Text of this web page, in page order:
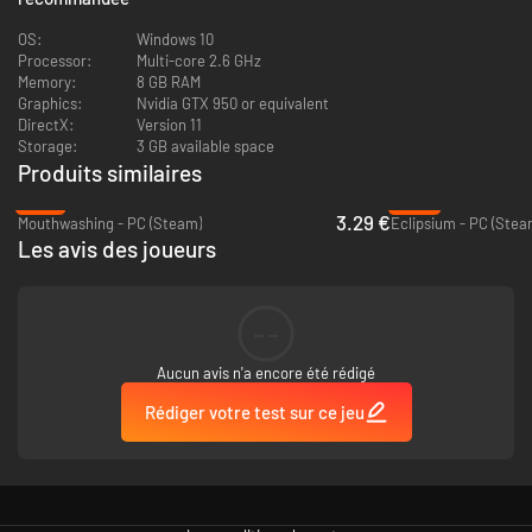
risquent d'entraîner des réactions négatives chez les joueurs
photosensibles. Consultez un professionnel de santé avant de jouer si
vous avez déjà fait des crises d'épilepsie."
OS:
Windows 10
Processor:
Multi-core 2.6 GHz
Memory:
8 GB RAM
Graphics:
Nvidia GTX 950 or equivalent
DirectX:
Version 11
Storage:
3 GB available space
Produits similaires
Mouthwashing - PC (Steam)
3.29 €Eclipsium - PC
Les avis des joueurs
Aucun avis n'a encore été rédigé
Rédiger votre test sur ce jeu